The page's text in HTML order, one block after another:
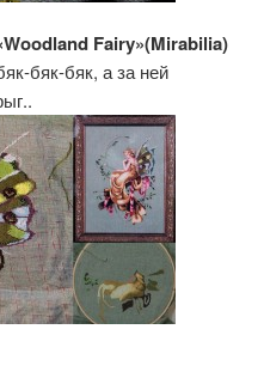
Fairy»(Mirabilia)
бяк-бяк, а за ней